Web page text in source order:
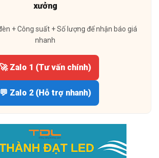
xưởng
+ Công suất + Số lượng để nhận báo giá
nhanh
🚀 Zalo 1 (Tư vấn chính)
💬 Zalo 2 (Hỗ trợ nhanh)